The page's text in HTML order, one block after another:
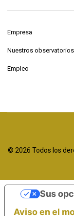
Empresa
Nuestros observatorios
Empleo
© 2026 Todos los
Aviso en el
Sus